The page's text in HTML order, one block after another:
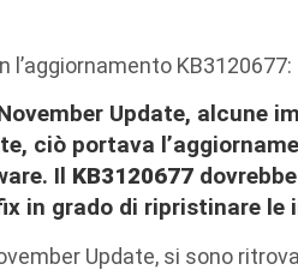
l’aggiornamento KB3120677:
Update, alcune
ciò portava
Il KB3120677
in grado di ripristinare le
Update, si sono